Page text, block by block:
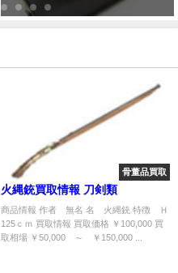
骨董品買取
火縄銃買取情報 刀剣類
商品情報 作者 無名 名 火縄銃 特徴 Ｈ
125ｃｍ 買取情報 買取価格 ￥100,000 買
取相場 ￥50,000 ～ ￥150,000 ...